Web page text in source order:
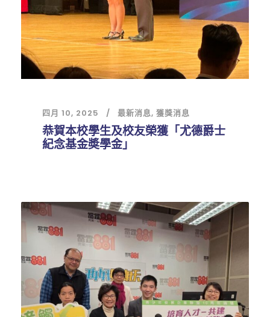
四月 10, 2025 最新消息, 獲獎消息
恭賀本校學生及校友榮獲「尤德爵士
紀念基金奬學金」